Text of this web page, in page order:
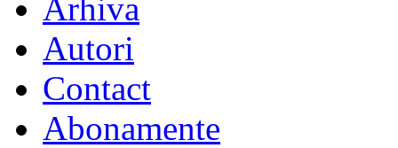
Arhiva
Autori
Contact
Abonamente